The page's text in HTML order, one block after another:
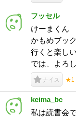
フッセル
けーまくん
かもめブッ
行くと楽し
では、よろ
ナイス ★1
keima_bc
私は読書会